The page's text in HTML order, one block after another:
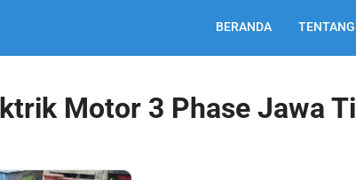
BERANDA
Motor 3 Phase Jawa